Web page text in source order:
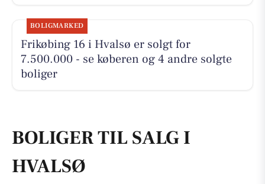
BOLIGMARKED
Frikøbing 16 i Hvalsø er solgt for
7.500.000 - se køberen og 4 andre solgte
boliger
BOLIGER TIL SALG I
HVALSØ